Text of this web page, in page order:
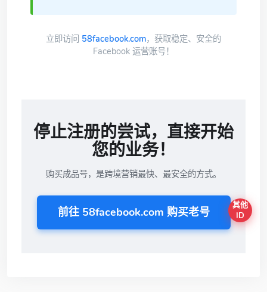
立即访问 58facebook.com，获取稳定、安全的
Facebook 运营账号！
停止注册的尝试，直接开始
您的业务！
购买成品号，是跨境营销最快、最安全的方式。
前往 58facebook.com 购买老号
其他
ID